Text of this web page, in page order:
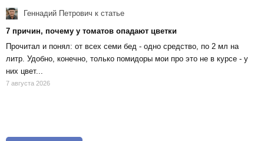
Геннадий Петрович к статье
7 причин, почему у томатов опадают цветки
Прочитал и понял: от всех семи бед - одно средство, по 2 мл на
литр. Удобно, конечно, только помидоры мои про это не в курсе - у
них цвет...
7 августа 2026